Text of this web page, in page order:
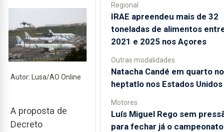
Autor: Lusa/AO Online
A proposta de
Decreto
Regional
IRAE apreendeu mais de 32
toneladas de alimentos
2021 e 2025 nos Açores
Outras modalidades
Natacha Candé em quarto no
heptatlo nos Estados Unidos
Motores
Luís Miguel Rego sem
para fechar já o campeonato